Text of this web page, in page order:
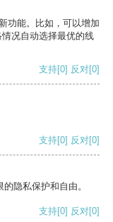
功能。比如，可以增加
况自动选择最优的线
支持[0] 反对[0]
支持[0] 反对[0]
隐私保护和自由。
支持[0] 反对[0]